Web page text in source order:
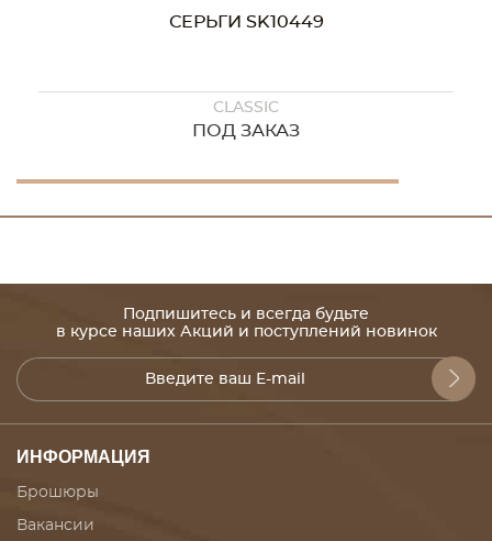
СЕРЬГИ SK10449
CLASSIC
ПОД ЗАКАЗ
Подпишитесь и всегда будьте
в курсе наших Акций и поступлений новинок
ИНФОРМАЦИЯ
Брошюры
Вакансии